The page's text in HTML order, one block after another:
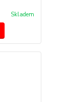
Skladem